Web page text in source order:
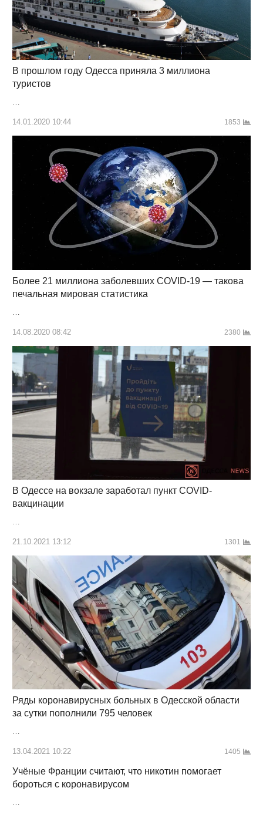
В прошлом году Одесса приняла 3 миллиона
туристов
…
14.01.2020 10:44 1853
Более 21 миллиона заболевших COVID-19 — такова
печальная мировая статистика
14.08.2020 08:42 2380
В Одессе на вокзале заработал пункт COVID-
вакцинации
…
21.10.2021 13:12 1301
Ряды коронавирусных больных в Одесской области
за сутки пополнили 795 человек
13.04.2021 10:22 1405
Учёные Франции считают, что никотин помогает
бороться с коронавирусом